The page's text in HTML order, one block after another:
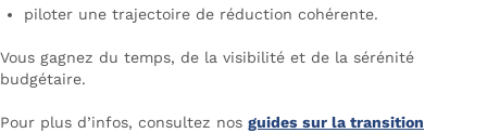
piloter une trajectoire de réduction cohérente.
Vous gagnez du temps, de la visibilité et de la sérénité
budgétaire.
Pour plus d’infos, consultez nos guides sur la transition